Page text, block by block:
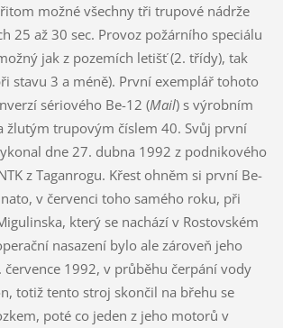
možné všechny tři trupové nádrže
25 až 30 sec. Provoz požárního speciálu
jak z pozemích letišť (2. třídy), tak
stavu 3 a méně). První exemplář tohoto
sériového Be-12 (Mail) s výrobním
žlutým trupovým číslem 40. Svůj první
dne 27. dubna 1992 z podnikového
z Taganrogu. Křest ohněm si první Be-
v červenci toho samého roku, při
který se nachází v Rostovském
nasazení bylo ale zároveň jeho
července 1992, v průběhu čerpání vody
totiž tento stroj skončil na břehu se
poté co jeden z jeho motorů v